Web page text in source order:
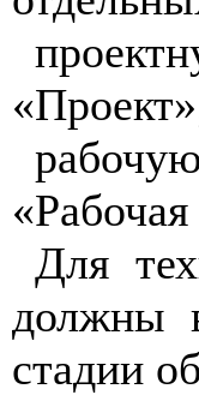
п
«Проект»
рабоч
«
Для
должны
стадии